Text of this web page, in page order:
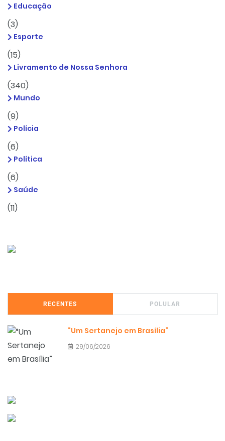
Educação
(3)
Esporte
(15)
Livramento de Nossa Senhora
(340)
Mundo
(9)
Polícia
(6)
Política
(6)
Saúde
(11)
RECENTES POLULAR
“Um Sertanejo em Brasília”
29/06/2026